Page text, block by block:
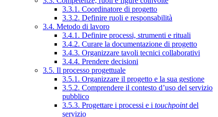
3.3.1. Coordinatore di progetto
3.3.2. Definire ruoli e responsabilità
3.4. Metodo di lavoro
3.4.1. Definire processi, strumenti e rituali
3.4.2. Curare la documentazione di progetto
3.4.3. Organizzare tavoli tecnici collaborativi
3.4.4. Prendere decisioni
3.5. Il processo progettuale
3.5.1. Organizzare il progetto e la sua gestione
3.5.2. Comprendere il contesto d’uso del servizio
pubblico
3.5.3. Progettare i processi e i touchpointdel
servizio